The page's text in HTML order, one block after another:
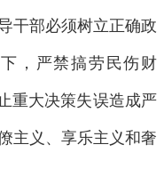
部必须树立正确政
，严禁搞劳民伤财
重大决策失误造成严
主义、享乐主义和奢